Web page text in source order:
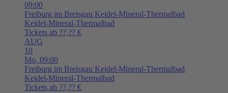
09:00
Freiburg im Breisgau Keidel-Mineral-Thermalbad
Keidel-Mineral-Thermalbad
Tickets ab ??,?? €
AUG
10
Mo, 09:00
Freiburg im Breisgau Keidel-Mineral-Thermalbad
Keidel-Mineral-Thermalbad
Tickets ab ??,?? €